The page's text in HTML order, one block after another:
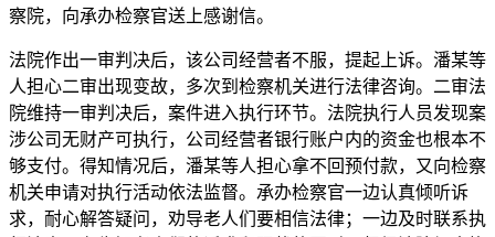
察院，向承办检察官送上感谢信。
法院作出一审判决后，该公司经营者不服，提起上诉。潘某等
人担心二审出现变故，多次到检察机关进行法律咨询。二审法
院维持一审判决后，案件进入执行环节。法院执行人员发现案
涉公司无财产可执行，公司经营者银行账户内的资金也根本不
够支付。得知情况后，潘某等人担心拿不回预付款，又向检察
机关申请对执行活动依法监督。承办检察官一边认真倾听诉
求，耐心解答疑问，劝导老人们要相信法律；一边及时联系执